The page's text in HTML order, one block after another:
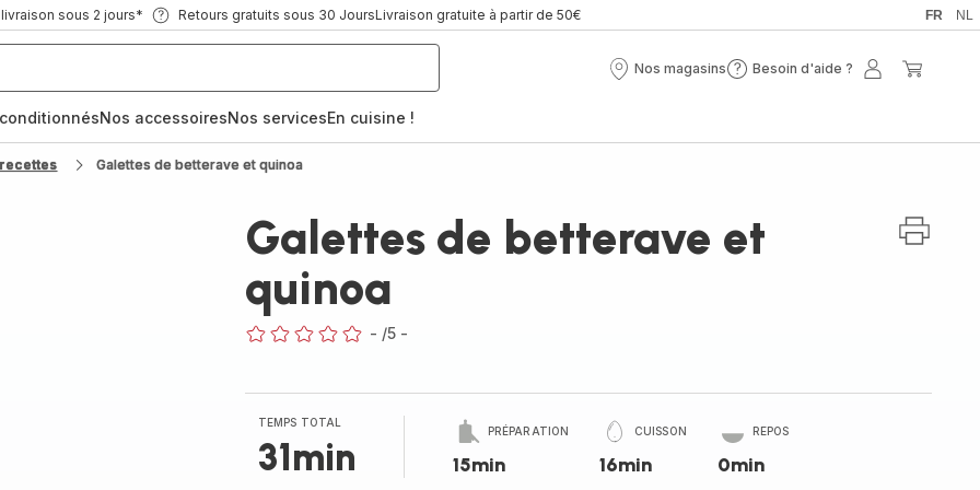
sous 2 jours* Retours gratuits sous 30 JoursLivraison gratuite à partir de 50€ FR NL
Nos magasins
Nos
Besoin d'aide ?
Besoin
Mon
Nos accessoiresNos servicesEn cuisine !
Galettes de betterave et quinoa
Galettes de betterave et
quinoa
- /5 -
TEMPS TOTAL
31min
PRÉPARATION
15min
CUISSON
16min
REPOS
0min